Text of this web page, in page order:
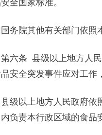
全国家标准。
院其他有关部门依照本
条 县级以上地方人民
安全突发事件应对工作
以上地方人民政府依照
负责本行政区域的食品